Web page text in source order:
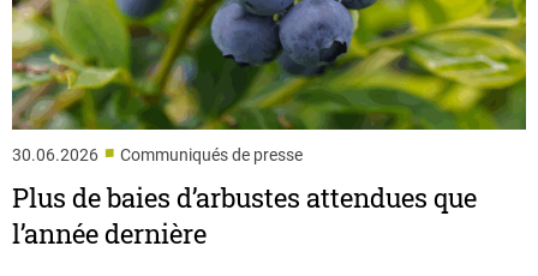
30.06.2026 ■ Communiqués de presse
Plus de baies d’arbustes attendues que
l’année dernière